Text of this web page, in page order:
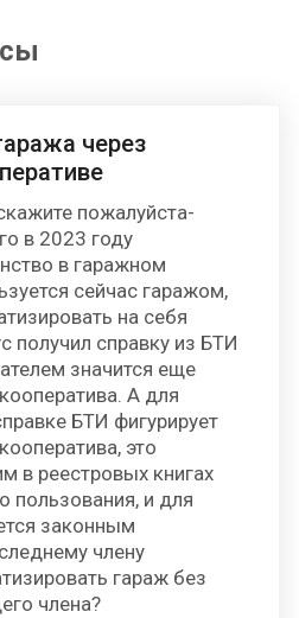
через
пожалуйста-
в 2023 году
в гаражном
сейчас гаражом,
на себя
получил справку из БТИ
значится еще
А для
БТИ фигурирует
это
в реестровых книгах
пользования, и для
законным
члену
гараж без
члена?